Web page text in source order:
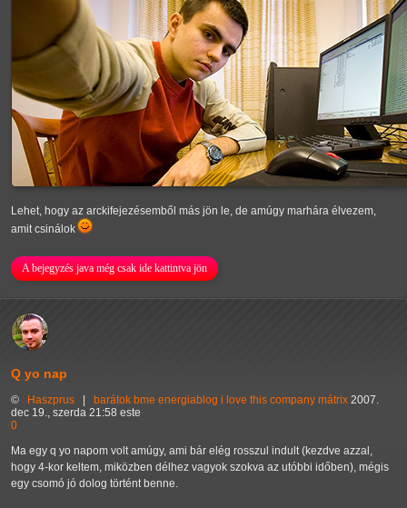
Lehet, hogy az arckifejezésemből más jön le, de amúgy marhára élvezem,
amit csinálok
A bejegyzés java még csak ide kattintva jön
Q yo nap
© Haszprus | barátok bme energiablog i love this company mátrix 2007.
dec 19., szerda 21:58 este
0
Ma egy q yo napom volt amúgy, ami bár elég rosszul indult (kezdve azzal,
hogy 4-kor keltem, miközben délhez vagyok szokva az utóbbi időben), mégis
egy csomó jó dolog történt benne.